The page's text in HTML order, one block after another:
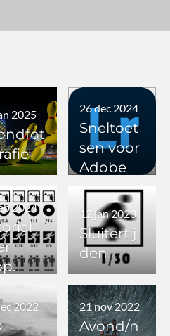
2025
Sneltoet
sen voor
Adobe
Lightroo
m Classic
26 dec 2024
2024
Sluitertij
den
12 jan 2023
2022
Avond/n
21 nov 2022